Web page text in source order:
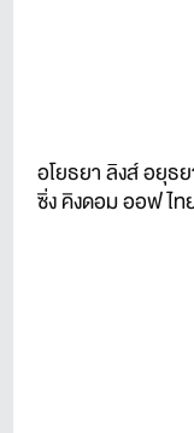
อโยธยา ลิงส์ อยุธ
ซิ่ง คิงดอม ออฟ ไท